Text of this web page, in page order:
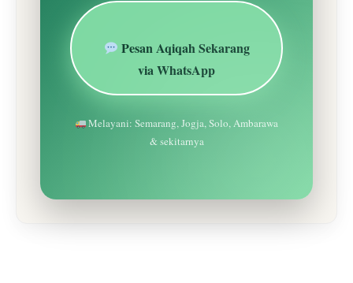
Pesan Aqiqah Sekarang
via WhatsApp
Melayani: Semarang, Jogja, Solo, Ambarawa
& sekitarnya